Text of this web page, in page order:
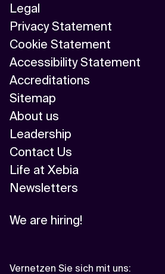
Legal
Privacy Statement
Cookie Statement
Accessibility Statement
Accreditations
Sitemap
About us
Leadership
Contact Us
Life at Xebia
Newsletters
We are hiring!
Vernetzen Sie sich mit uns: